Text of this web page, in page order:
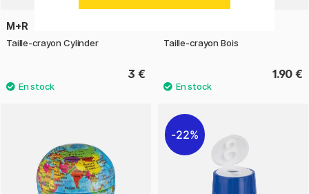
M+R
Taille-crayon Cylinder
3 €
Taille-crayon Bois
1.90 €
22%